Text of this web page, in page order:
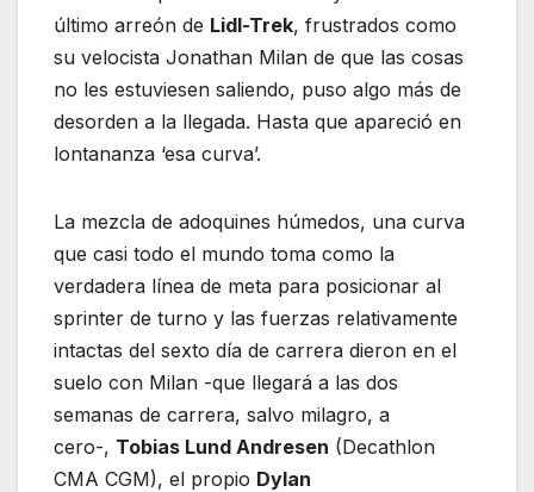
último arreón de Lidl-Trek, frustrados como
su velocista Jonathan Milan de que las cosas
no les estuviesen saliendo, puso algo más de
desorden a la llegada. Hasta que apareció en
lontananza ‘esa curva’.
La mezcla de adoquines húmedos, una curva
que casi todo el mundo toma como la
verdadera línea de meta para posicionar al
sprinter de turno y las fuerzas relativamente
intactas del sexto día de carrera dieron en el
suelo con Milan -que llegará a las dos
semanas de carrera, salvo milagro, a
cero-, Tobias Lund Andresen (Decathlon
CMA CGM), el propio Dylan